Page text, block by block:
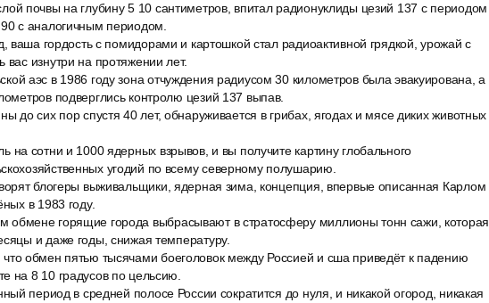
почвы на глубину 5 10 сантиметров, впитал радионуклиды цезий 137 с периодом
с аналогичным периодом.
ваша гордость с помидорами и картошкой стал радиоактивной грядкой, урожай с
вас изнутри на протяжении лет.
аэс в 1986 году зона отчуждения радиусом 30 километров была эвакуирована, а
подверглись контролю цезий 137 выпав.
до сих пор спустя 40 лет, обнаруживается в грибах, ягодах и мясе диких животных
на сотни и 1000 ядерных взрывов, и вы получите картину глобального
угодий по всему северному полушарию.
блогеры выживальщики, ядерная зима, концепция, впервые описанная Карлом
в 1983 году.
обмене горящие города выбрасывают в стратосферу миллионы тонн сажи, которая
и даже годы, снижая температуру.
обмен пятью тысячами боеголовок между Россией и сша приведёт к падению
на 8 10 градусов по цельсию.
период в средней полосе России сократится до нуля, и никакой огород, никакая